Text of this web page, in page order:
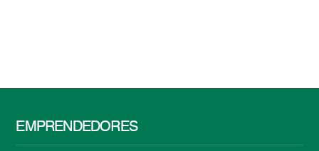
EMPRENDEDORES